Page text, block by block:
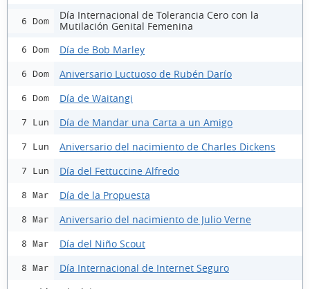
6 Dom
Día Internacional de Tolerancia Cero con la
Mutilación Genital Femenina
6 Dom Día de Bob Marley
6 Dom Aniversario Luctuoso de Rubén Darío
6 Dom Día de Waitangi
7 Lun Día de Mandar una Carta a un Amigo
7 Lun Aniversario del nacimiento de Charles Dickens
7 Lun Día del Fettuccine Alfredo
8 Mar Día de la Propuesta
8 Mar Aniversario del nacimiento de Julio Verne
8 Mar Día del Niño Scout
8 Mar Día Internacional de Internet Seguro